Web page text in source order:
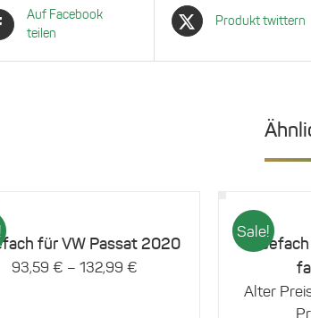
Auf Facebook
teilen
Produkt twittern
für VW Passat 2020
93,59€ –132,99€
Sale!
Details
Alter